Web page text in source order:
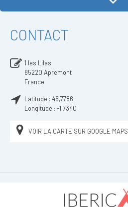
CONTACT
1 les Lilas
85220 Apremont
France
Latitude : 46,7786
Longitude : -1,7340
VOIR LA CARTE SUR GOOGLE MAPS